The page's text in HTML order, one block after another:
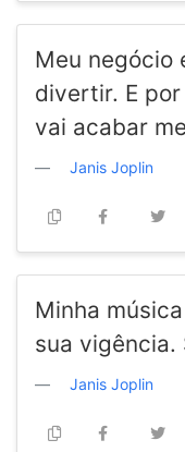
Meu negócio
divertir. E
vai acabar
Janis Joplin
Minha
sua vigência.
Janis Joplin